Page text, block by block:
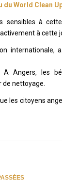
du World Clean
sensibles à
à cette
internationale,
A Angers, les
nettoyage.
les citoyens